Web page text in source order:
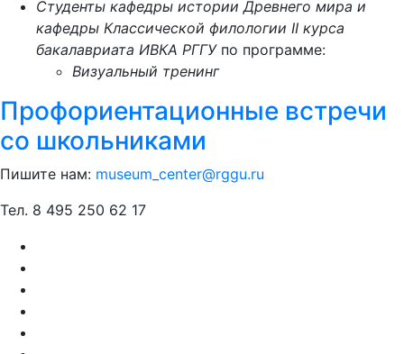
Студенты кафедры истории Древнего мира и
кафедры Классической филологии II курса
бакалавриата ИВКА РГГУ по программе:
Визуальный тренинг
Профориентационные встречи
со школьниками
Пишите нам: museum_center@rggu.ru
Тел. 8 495 250 62 17